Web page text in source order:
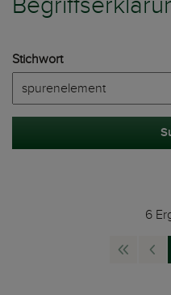
Stichwort
6
nav.First